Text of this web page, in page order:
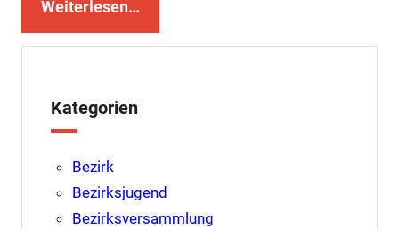
Weiterlesen…
Kategorien
Bezirk
Bezirksjugend
Bezirksversammlung